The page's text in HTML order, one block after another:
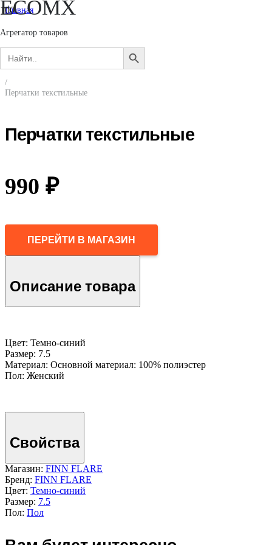
ECOMX
Агрегатор товаров
Search
for:
SEARCH
BUTTON
Главная
Женщинам
Аксессуары
Перчатки и варежки
/
Перчатки текстильные
Перчатки текстильные
990 ₽
ПЕРЕЙТИ В МАГАЗИН
Описание товара
Цвет: Темно-cиний
Размер: 7.5
Материал: Основной материал: 100% полиэстер
Пол: Женский
Свойства
Магазин: FINN FLARE
Бренд: FINN FLARE
Цвет: Темно-cиний
Размер: 7.5
Пол: Пол